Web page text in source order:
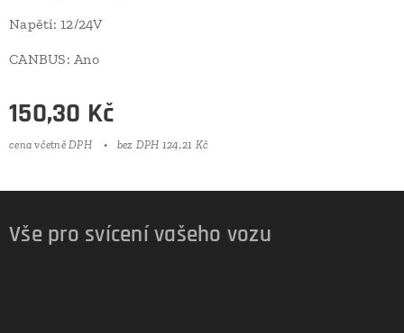
Napětí: 12/24V
CANBUS: Ano
150,30 Kč
cena včetně DPH bez DPH 124,21 Kč
Vše pro svícení vašeho vozu